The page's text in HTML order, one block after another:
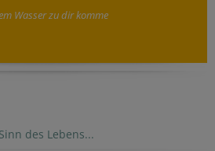
Wasser zu dir komme
des Lebens...